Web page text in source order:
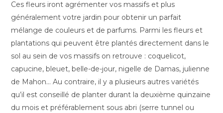
Ces fleurs iront agrémenter vos massifs et plus
généralement votre jardin pour obtenir un parfait
mélange de couleurs et de parfums. Parmi les fleurs et
plantations qui peuvent être plantés directement dans le
sol au sein de vos massifs on retrouve : coquelicot,
capucine, bleuet, belle-de-jour, nigelle de Damas, julienne
de Mahon… Au contraire, il y a plusieurs autres variétés
qu’il est conseillé de planter durant la deuxième quinzaine
du mois et préférablement sous abri (serre tunnel ou